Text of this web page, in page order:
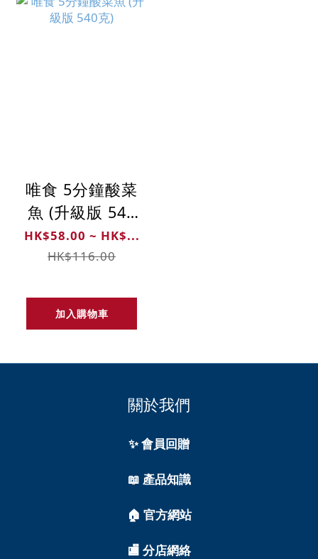
唯食 5分鐘酸菜
魚 (升級版 540
克)
HK$58.00 ~ HK$...
HK$116.00
加入購物車
關於我們
✨ 會員回贈
📖 產品知識
🏠 官方網站
🏬 分店網絡